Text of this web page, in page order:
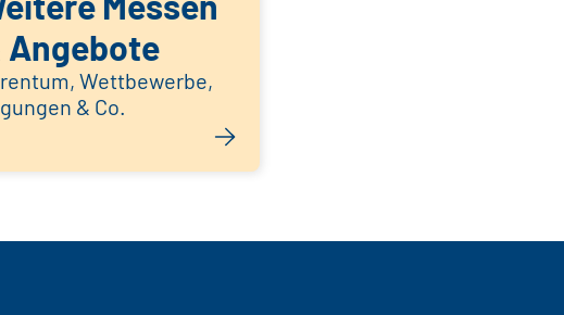
Angebote
Wettbewerbe,
& Co.